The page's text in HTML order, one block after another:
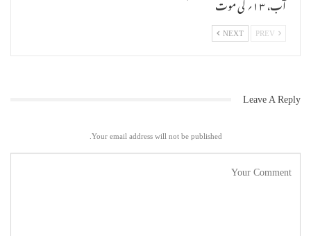
NEXT
Leave A Reply
Your email address will not be published.